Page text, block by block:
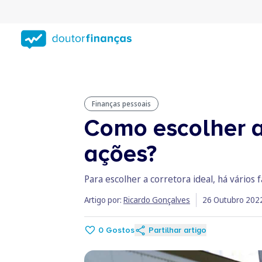
conteúdo
principal
Finanças pessoais
Como escolher
ações?
Para escolher a corretora ideal, há vários
Artigo por: Ricardo Gonçalves 26 Outubro
0 Gostos Partilhar artigo